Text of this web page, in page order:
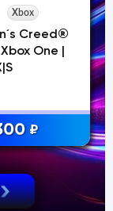
Xbox
Creed®
One |
₽